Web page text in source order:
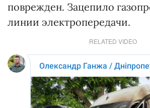
поврежден. Зацепило
линии электропередачи.
RELATED VIDEO